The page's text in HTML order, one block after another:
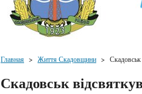
Главная > Життя Скадовщини > Скадовськ
Скадовськ